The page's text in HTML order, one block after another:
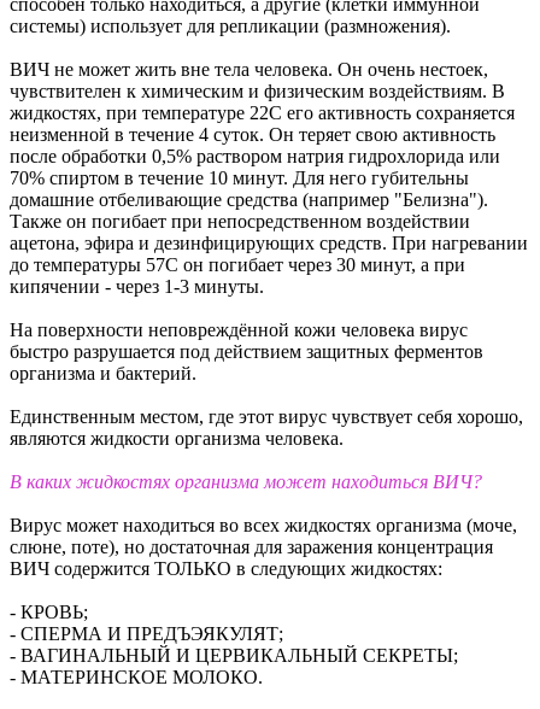
способен только находиться, а другие (клетки иммунной
системы) использует для репликации (размножения).
ВИЧ не может жить вне тела человека. Он очень нестоек,
чувствителен к химическим и физическим воздействиям. В
жидкостях, при температуре 22C его активность сохраняется
неизменной в течение 4 суток. Он теряет свою активность
после обработки 0,5% раствором натрия гидрохлорида или
70% спиртом в течение 10 минут. Для него губительны
домашние отбеливающие средства (например "Белизна").
Также он погибает при непосредственном воздействии
ацетона, эфира и дезинфицирующих средств. При нагревании
до температуры 57С он погибает через 30 минут, а при
кипячении - через 1-3 минуты.
На поверхности неповреждённой кожи человека вирус
быстро разрушается под действием защитных ферментов
организма и бактерий.
Единственным местом, где этот вирус чувствует себя хорошо,
являются жидкости организма человека.
В каких жидкостях организма может находиться ВИЧ?
Вирус может находиться во всех жидкостях организма (моче,
слюне, поте), но достаточная для заражения концентрация
ВИЧ содержится ТОЛЬКО в следующих жидкостях:
- КРОВЬ;
- СПЕРМА И ПРЕДЪЭЯКУЛЯТ;
- ВАГИНАЛЬНЫЙ И ЦЕРВИКАЛЬНЫЙ СЕКРЕТЫ;
- МАТЕРИНСКОЕ МОЛОКО.